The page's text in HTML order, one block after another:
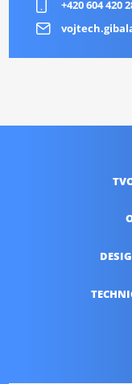
+420 604 420